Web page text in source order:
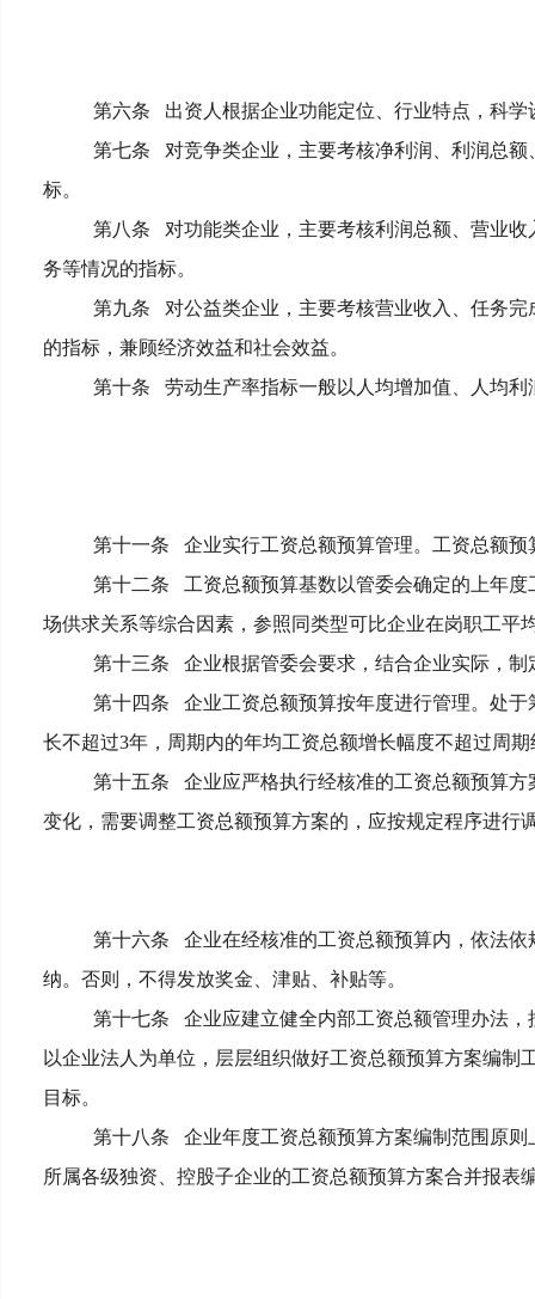
第六条 出资人根据企业功能定位、行业特点，科
第七条 对竞争类企业，主要考核净利润、利润总
标。
第八条 对功能类企业，主要考核利润总额、营业
务等情况的指标。
第九条 对公益类企业，主要考核营业收入、任务
的指标，兼顾经济效益和社会效益。
第十条
劳动生产率指标一般以人均增加值、人均
第十一条 企业实行工资总额预算管理。工资总额
第十二条 工资总额预算基数以管委会确定的上年
场供求关系等综合因素，参照同类型可比企业在岗职工平
第十三条 企业根据管委会要求，结合企业实际，
第十四条 企业工资总额预算按年度进行管理。处
长不超过3年，周期内的年均工资总额增长幅度不超过周
第十五条 企业应严格执行经核准的工资总额预算
变化，需要调整工资总额预算方案的，应按规定程序进行
第十六条 企业在经核准的工资总额预算内，依法
纳。否则，不得发放奖金、津贴、补贴等。
第十七条 企业应建立健全内部工资总额管理办法
以企业法人为单位，层层组织做好工资总额预算方案编
目标。
第十八条 企业年度工资总额预算方案编制范围原
所属各级独资、控股子企业的工资总额预算方案合并报表